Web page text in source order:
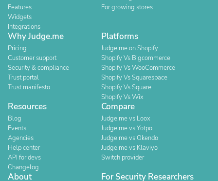
Features
Widgets
Integrations
For growing stores
Why Judge.me
Pricing
Customer support
Security & compliance
Trust portal
Trust manifesto
Platforms
Judge.me on Shopify
Shopify Vs Bigcommerce
Shopify Vs WooCommerce
Shopify Vs Squarespace
Shopify Vs Square
Shopify Vs Wix
Resources
Blog
Events
Agencies
Help center
API for devs
Changelog
Compare
Judge.me vs Loox
Judge.me vs Yotpo
Judge.me vs Okendo
Judge.me vs Klaviyo
Switch provider
About For Security Researchers